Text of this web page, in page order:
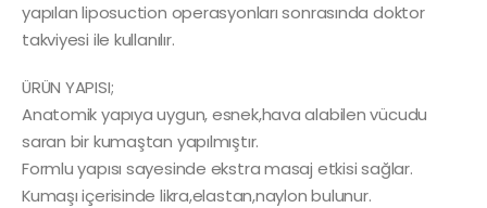
yapılan liposuction operasyonları sonrasında doktor
takviyesi ile kullanılır.
ÜRÜN YAPISI;
Anatomik yapıya uygun, esnek,hava alabilen vücudu
saran bir kumaştan yapılmıştır.
Formlu yapısı sayesinde ekstra masaj etkisi sağlar.
Kumaşı içerisinde likra,elastan,naylon bulunur.